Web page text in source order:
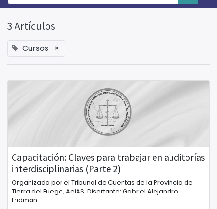
3 Artículos
Cursos ×
Capacitación: Claves para trabajar en auditorías
interdisciplinarias (Parte 2)
Organizada por el Tribunal de Cuentas de la Provincia de
Tierra del Fuego, AeiAS. Disertante: Gabriel Alejandro
Fridman...